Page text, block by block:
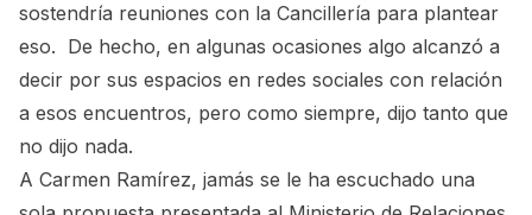
sostendría reuniones con la Cancillería para plantear
eso. De hecho, en algunas ocasiones algo alcanzó a
decir por sus espacios en redes sociales con relación
a esos encuentros, pero como siempre, dijo tanto que
no dijo nada.
A Carmen Ramírez, jamás se le ha escuchado una